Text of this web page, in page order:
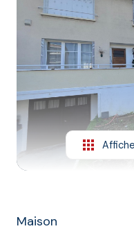
L'agence
Contact
Maison